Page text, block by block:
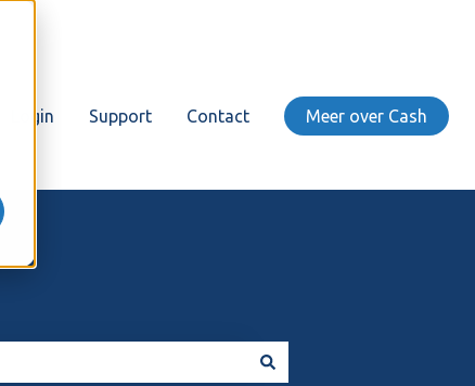
Login Support Contact Meer over Cash